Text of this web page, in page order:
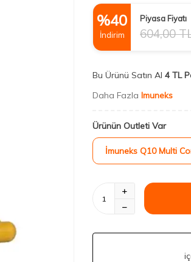
%40
İndirim
Piyasa Fiyatı
604,00
Bu Ürünü Satın Al 4 TL
Daha Fazla Imuneks
Ürünün Outleti Var
İmuneks Q10 Multi